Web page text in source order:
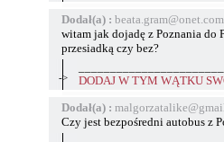
Dodał(a) :
witam jak dojadę z Poznania do
przesiadką czy bez?
->
DODAJ W TYM WĄTKU
Dodał(a) :
Czy jest bezpośredni autobus z